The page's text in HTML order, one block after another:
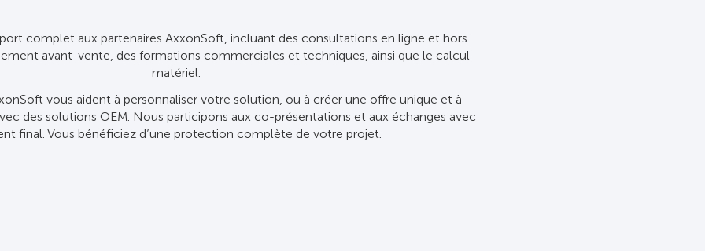
complet aux partenaires AxxonSoft, incluant des consultations en ligne et hors
avant-vente, des formations commerciales et techniques, ainsi que le calcul
matériel.
vous aident à personnaliser votre solution, ou à créer une offre unique et à
des solutions OEM. Nous participons aux co-présentations et aux échanges avec
final. Vous bénéficiez d’une protection complète de votre projet.